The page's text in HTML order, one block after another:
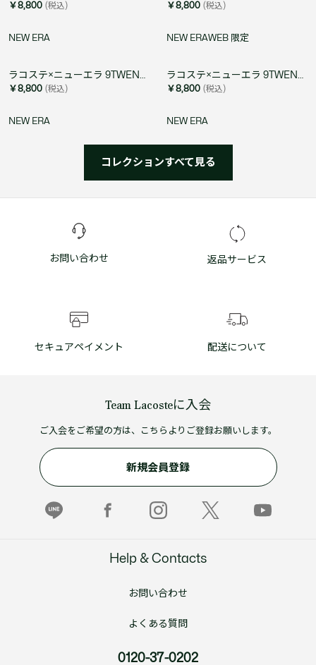
￥8,800 (税込)
NEW ERA
￥8,800 (税込)
NEW ERAWEB 限定
￥8,800 (税込)
NEW ERA
￥8,800 (税込)
NEW ERA
コレクションすべて見る
お問い合わせ 返品サービス
セキュアペイメント 配送について
Team Lacosteに入会
ご入会をご希望の方は、こちらよりご登録お願いします。
新規会員登録
Help & Contacts
お問い合わせ
よくある質問
0120-37-0202